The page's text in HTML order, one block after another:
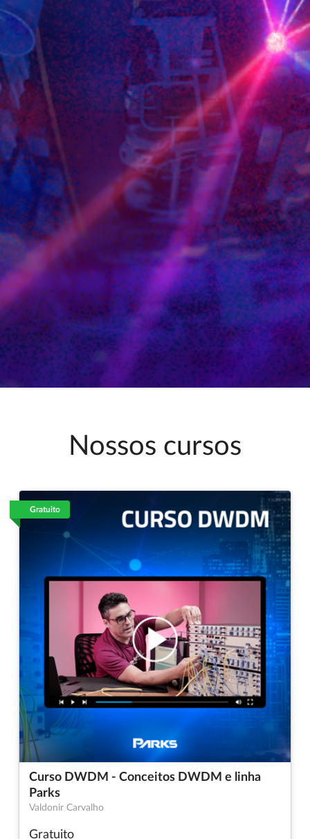
Nossos cursos
Gratuito
Curso DWDM - Conceitos DWDM e linha
Parks
Valdonir Carvalho
Gratuito